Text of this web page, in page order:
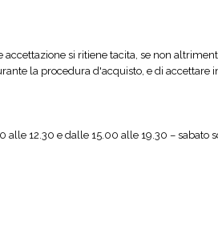
si ritiene tacita, se non
la procedura d'acquisto, e di accettare
12.30 e dalle 15.00 alle 19.30 – sabato